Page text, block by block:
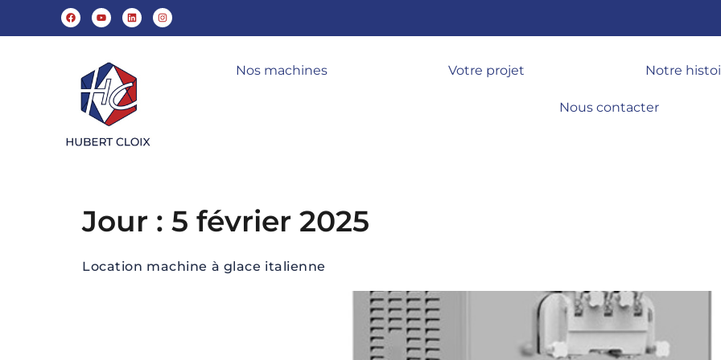
Nos machines Votre projet Notre
Nous contacter
Jour : 5 février 2025
Location machine à glace italienne